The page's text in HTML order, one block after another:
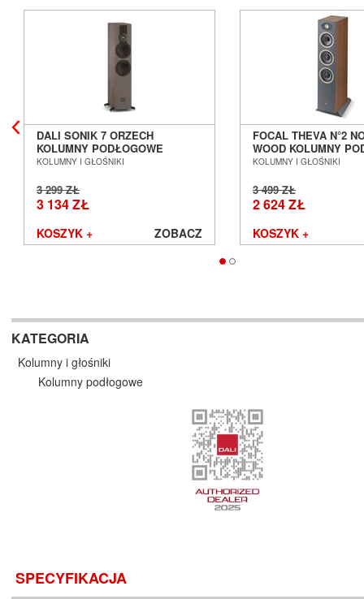
DALI SONIK 7 ORZECH
KOLUMNY PODŁOGOWE
SALON POZNAŃ WROCŁAW
KOLUMNY I GŁOŚNIKI
3 299 ZŁ
3 134 ZŁ
KOSZYK + ZOBACZ
FOCAL THEVA N°2
WOOD KOLUMNY
SALON POZNAŃ
KOLUMNY I GŁOŚNIKI
3 499 ZŁ
2 624 ZŁ
KOSZYK +
KATEGORIA
Kolumny i głośniki
Kolumny podłogowe
SPECYFIKACJA